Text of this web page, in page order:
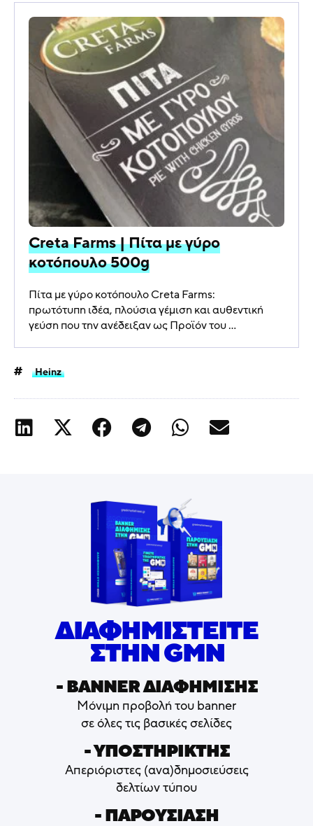
Creta Farms | Πίτα με γύρο
κοτόπουλο 500g
Πίτα με γύρο κοτόπουλο Creta Farms:
πρωτότυπη ιδέα, πλούσια γέμιση και αυθεντική
γεύση που την ανέδειξαν ως Προϊόν του ...
Heinz
ΔΙΑΦΗΜΙΣΤΕΙΤΕ
ΣΤΗΝ GMN
- ΒΑNNER ΔΙΑΦΗΜΙΣΗΣ
Μόνιμη προβολή του banner
σε όλες τις βασικές σελίδες
- ΥΠΟΣΤΗΡΙΚΤΗΣ
Απεριόριστες (ανα)δημοσιεύσεις
δελτίων τύπου
- ΠΑΡΟΥΣΙΑΣΗ